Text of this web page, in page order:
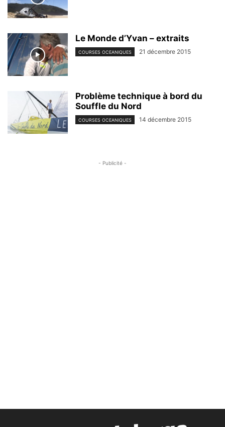
Le Monde d’Yvan – extraits
COURSES OCEANIQUES 21 décembre 2015
Problème technique à bord du
Souffle du Nord
COURSES OCEANIQUES 14 décembre 2015
- Publicité -